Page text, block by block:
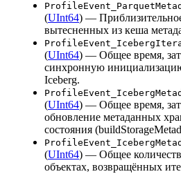
(UInt64) —
вытесненных из кеша
(UInt64) — Общее время,
синхронную
Iceberg.
(UInt64) — Общее время,
обновление метаданных
состояния
(UInt64) — Общее
объектах, возвращённых